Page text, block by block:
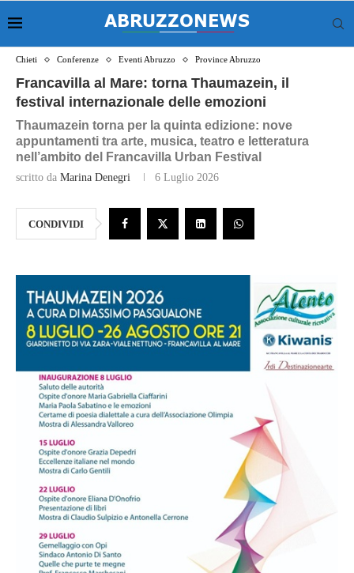
Chieti Conferenze Eventi Abruzzo Province Abruzzo
Francavilla al Mare: torna Thaumazein, il
festival internazionale delle emozioni
Thaumazein torna per la quinta edizione: nove
appuntamenti tra arte, musica, teatro e letteratura
nell’ambito del Francavilla Urban Festival
scritto da Marina Denegri 6 Luglio 2026
CONDIVIDI